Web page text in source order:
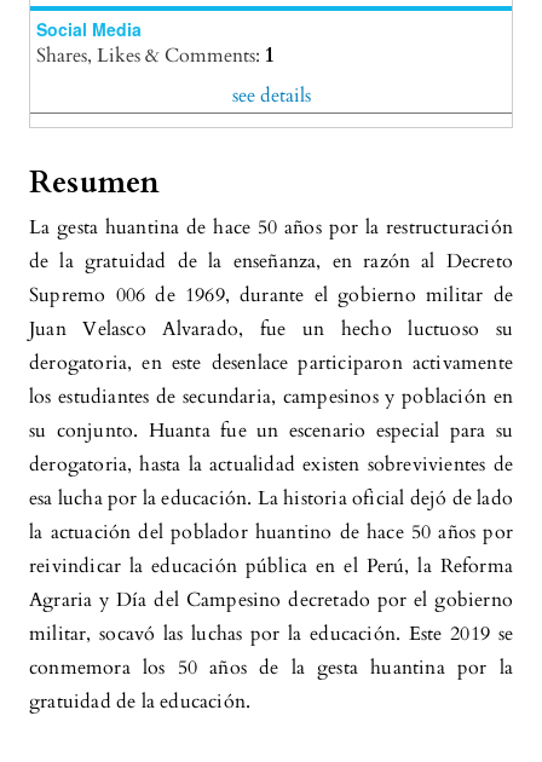
Social Media
Shares, Likes & Comments: 1
see details
Resumen
La gesta huantina de hace 50 años por la restructuración
de la gratuidad de la enseñanza, en razón al Decreto
Supremo 006 de 1969, durante el gobierno militar de
Juan Velasco Alvarado, fue un hecho luctuoso su
derogatoria, en este desenlace participaron activamente
los estudiantes de secundaria, campesinos y población en
su conjunto. Huanta fue un escenario especial para su
derogatoria, hasta la actualidad existen sobrevivientes de
esa lucha por la educación. La historia oficial dejó de lado
la actuación del poblador huantino de hace 50 años por
reivindicar la educación pública en el Perú, la Reforma
Agraria y Día del Campesino decretado por el gobierno
militar, socavó las luchas por la educación. Este 2019 se
conmemora los 50 años de la gesta huantina por la
gratuidad de la educación.